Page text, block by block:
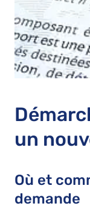
un
Où et
demande